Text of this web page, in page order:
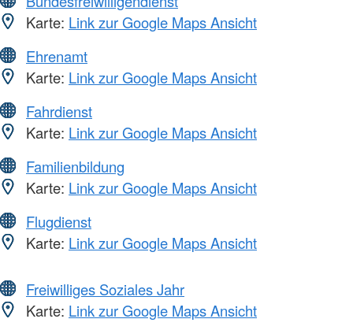
Karte: Link zur Google Maps Ansicht
Ehrenamt
Karte: Link zur Google Maps Ansicht
Fahrdienst
Karte: Link zur Google Maps Ansicht
Familienbildung
Karte: Link zur Google Maps Ansicht
Flugdienst
Karte: Link zur Google Maps Ansicht
Freiwilliges Soziales Jahr
Karte: Link zur Google Maps Ansicht